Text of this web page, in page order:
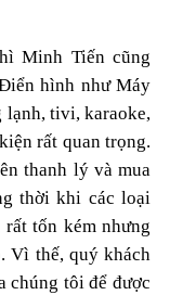
Minh Tiến cũng
hình như Máy
lạnh, tivi, karaoke,
rất quan trọng.
thanh lý và mua
thời khi các loại
tốn kém nhưng
Vì thế, quý khách
chúng tôi để được